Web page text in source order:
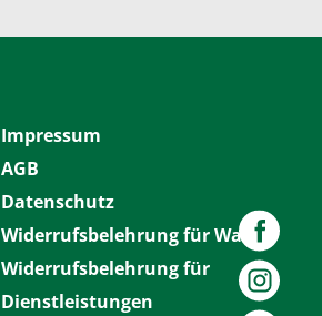
Impressum
AGB
Datenschutz
Widerrufsbelehrung für Waren
Widerrufsbelehrung für
Dienstleistungen